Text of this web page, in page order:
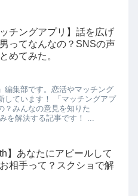
ッチングアプリ】話を広げ
ってなんなの？SNSの声
めてみた。
編集部です。恋活やマッチング
しています！ 「マッチングアプ
？みんなの意見を知りた
を解決する記事です！ ...
】あなたにアピールして
相手って？スクショで解